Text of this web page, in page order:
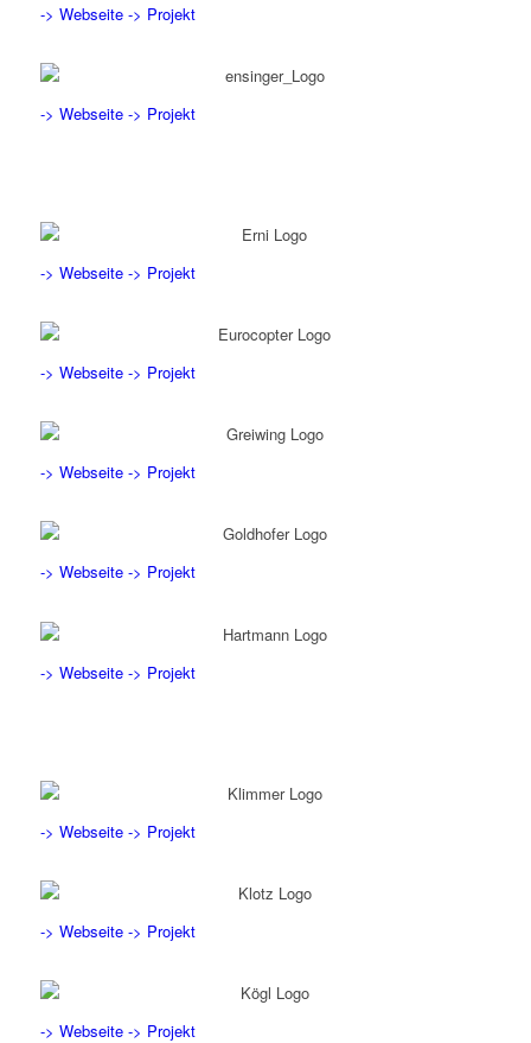
-> Webseite -> Projekt
-> Webseite -> Projekt
-> Webseite -> Projekt
-> Webseite -> Projekt
-> Webseite -> Projekt
-> Webseite -> Projekt
-> Webseite -> Projekt
-> Webseite -> Projekt
-> Webseite -> Projekt
-> Webseite -> Projekt